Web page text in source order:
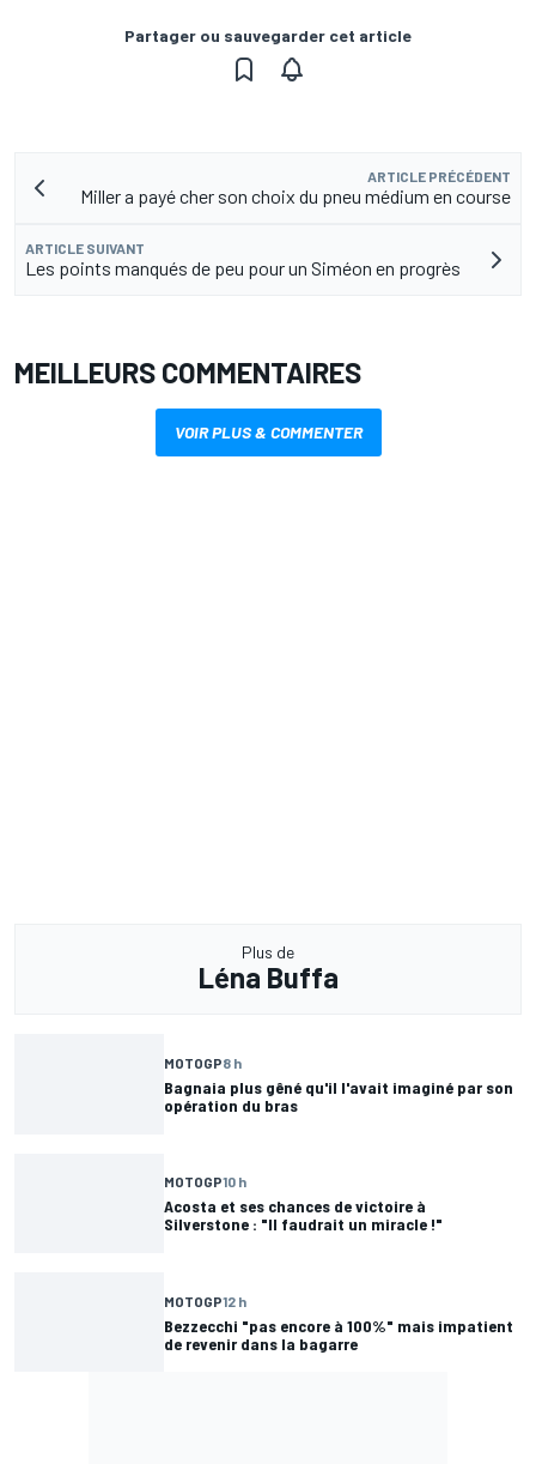
Partager ou sauvegarder cet article
ARTICLE PRÉCÉDENT
Miller a payé cher son choix du pneu médium en course
ARTICLE SUIVANT
Les points manqués de peu pour un Siméon en progrès
MEILLEURS COMMENTAIRES
VOIR PLUS & COMMENTER
Plus de
Léna Buffa
MOTOGP8 h
Bagnaia plus gêné qu'il l'avait imaginé par son
opération du bras
MOTOGP10 h
Acosta et ses chances de victoire à
Silverstone : "Il faudrait un miracle !"
MOTOGP12 h
Bezzecchi "pas encore à 100%" mais impatient
de revenir dans la bagarre